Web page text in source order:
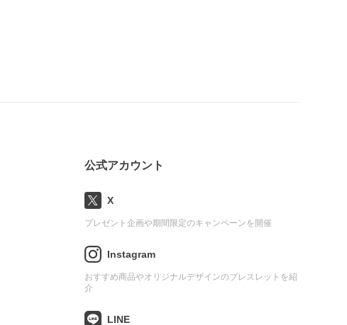
公式アカウント
X
プレゼント企画や期間限定のキャンペーンを開催
Instagram
おすすめ商品やオリジナルデザインのブレスレットを紹
介
LINE